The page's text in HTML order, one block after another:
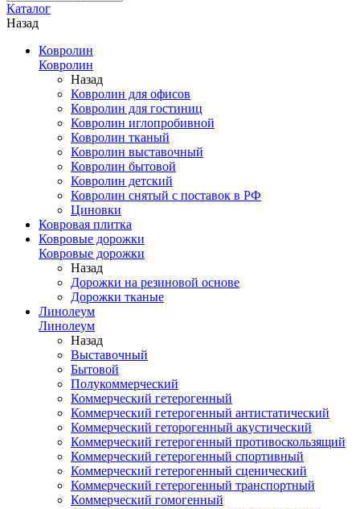
Каталог
Назад
Ковролин
Ковролин
Назад
Ковролин для офисов
Ковролин для гостиниц
Ковролин иглопробивной
Ковролин тканый
Ковролин выставочный
Ковролин бытовой
Ковролин детский
Ковролин снятый с поставок в РФ
Циновки
Ковровая плитка
Ковровые дорожки
Ковровые дорожки
Назад
Дорожки на резиновой основе
Дорожки тканые
Линолеум
Линолеум
Назад
Выставочный
Бытовой
Полукоммерческий
Коммерческий гетерогенный
Коммерческий гетерогенный антистатический
Коммерческий геторогенный акустический
Коммерческий гетерогенный противоскользящий
Коммерческий гетерогенный спортивный
Коммерческий гетерогенный сценический
Коммерческий гетерогенный транспортный
Коммерческий гомогенный